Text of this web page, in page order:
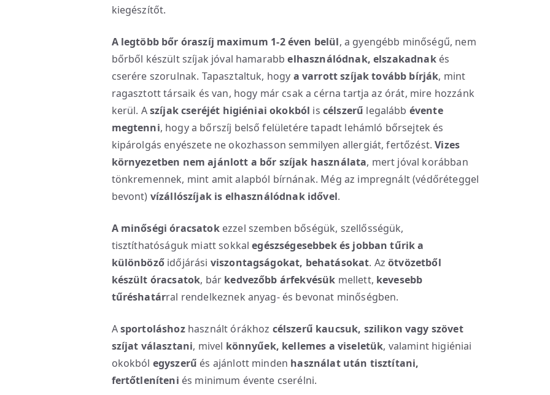
kiegészítőt.
A legtöbb bőr óraszíj maximum 1-2 éven belül, a gyengébb minőségű, nem
bőrből készült szíjak jóval hamarabbelhasználódnak, elszakadnakés
cserére szorulnak. Tapasztaltuk, hogy a varrott szíjak tovább bírják, mint
ragasztott társaik és van, hogy már csak a cérna tartja az órát, mire hozzánk
kerül. Aszíjak cseréjét higiéniai okokból is célszerű legalább évente
megtenni, hogy a bőrszíj belső felületére tapadt lehámló bőrsejtek és
kipárolgás enyészete ne okozhasson semmilyen allergiát, fertőzést.Vizes
környezetben nem ajánlott a bőr szíjak használata, mert jóval korábban
tönkremennek, mint amit alapból bírnának. Még az impregnált (védőréteggel
bevont) vízállószíjak is elhasználódnak idővel.
A minőségi óracsatokezzel szemben bőségük, szellősségük,
tisztíthatóságuk miatt sokkalegészségesebbekés jobban tűrik a
különbözőidőjárási viszontagságokat, behatásokat. Azötvözetből
készült óracsatok, bár kedvezőbb árfekvésük mellett, kevesebb
tűréshatárral rendelkeznek anyag- és bevonat minőségben.
Asportoláshozhasznált órákhoz célszerű kaucsuk, szilikon vagy szövet
szíjat választani, mivel könnyűek, kellemes a viseletük, valamint higiéniai
okokból egyszerű és ajánlott minden használat után tisztítani,
fertőtleníteni és minimum évente cserélni.